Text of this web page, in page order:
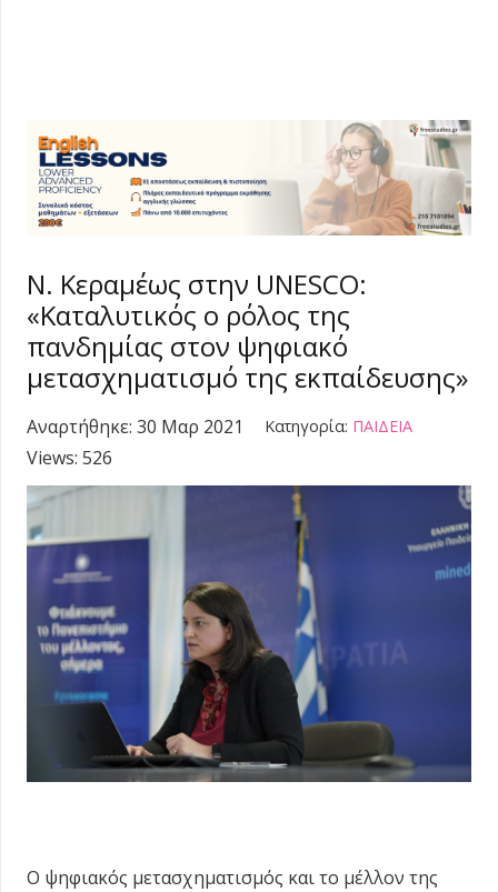
Ν. Κεραμέως στην UNESCO:
«Καταλυτικός ο ρόλος της
πανδημίας στον ψηφιακό
μετασχηματισμό της εκπαίδευσης»
Αναρτήθηκε: 30 Μαρ 2021 Κατηγορία: ΠΑΙΔΕΙΑ
Views: 526
Ο ψηφιακός μετασχηματισμός και το μέλλον της